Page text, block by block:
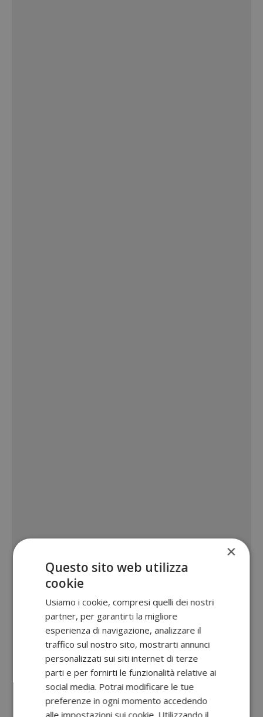
×
Questo sito web utilizza
cookie
Usiamo i cookie, compresi quelli dei nostri
partner, per garantirti la migliore
esperienza di navigazione, analizzare il
traffico sul nostro sito, mostrarti annunci
personalizzati sui siti internet di terze
parti e per fornirti le funzionalità relative ai
social media. Potrai modificare le tue
preferenze in ogni momento accedendo
alle impostazioni sui cookie. Utilizzando il